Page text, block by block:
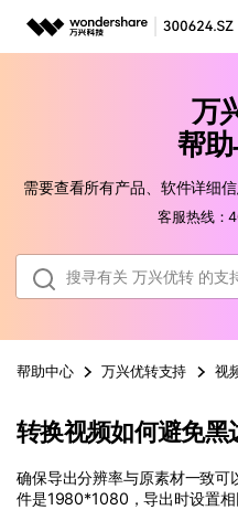
新闻中心
加入我们
客服热线：
万
帮
需要查看所有产品、软件详细
客服热线：
帮助中心 万兴优转支持 视
转换视频如何避免黑
确保导出分辨率与原素材一致可
件是1980*1080，导出时设置相